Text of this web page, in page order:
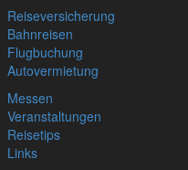
Reiseversicherung
Bahnreisen
Flugbuchung
Autovermietung
Messen
Veranstaltungen
Reisetips
Links